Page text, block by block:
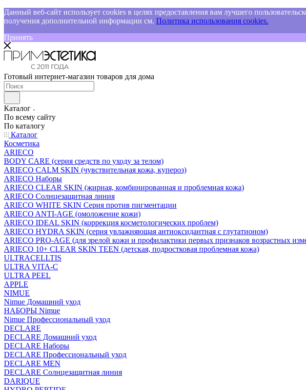
Данный веб-сайт использует cookies в целях предоставления вам лучшего
получения дополнительной информации см. Политика использования cookies.
Принять
Готовый интернет-магазин товаров для дома
Каталог
По всему сайту
По каталогу
Каталог
Косметика
ARIECO
BODY CARE (серия средств по уходу за телом)
ARIECO CALM SKIN (чувствительная кожа, купероз)
ARIECO Наборы
ARIECO CLEAR SKIN (жирная, комбинированная и проблемная кожа)
ARIECO Солнцезащитная линия
ARIECO WHITE SKIN Серия против пигментации
ARIECO ANTI-AGE (омоложение кожи)
ARIECO IDEAL SKIN (коррекция косметологических проблем)
ARIECO HYDRA SKIN (серия увлажняющая антиоксидантная с глутатионом)
ARIECO PRO-AGE (для зрелой кожи и профилактики первых признаков возрастных
ARIECO 10+ CLEAR SKIN TEEN (детская, подростковая проблемная кожа)
ULTRACELLTIS
ULTRA VITA-C
ULTRA PEEL
APPLE
NIMUE
Nimue Домашний уход
НАБОРЫ Nimue
Nimue Профессиональный уход
DECLARE
DECLARE Домашний уход
DECLARE Наборы
DECLARE Профессиональный уход
DECLARE MEN
DECLARE Солнцезащитная линия
DARIQUE